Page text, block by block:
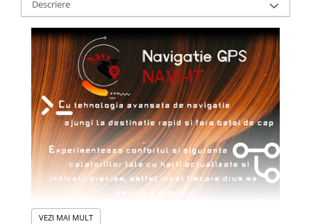
Descriere
VEZI MAI MULT